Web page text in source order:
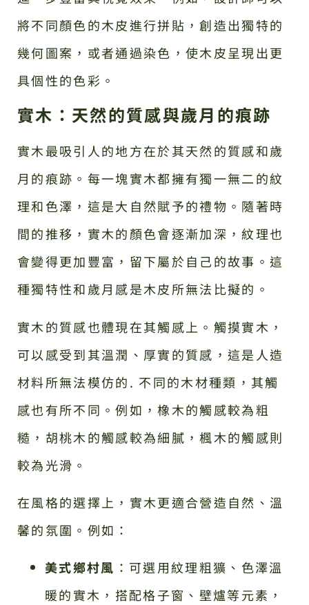
將不同顏色的木皮進行拼貼，創造出獨特的
幾何圖案，或者通過染色，使木皮呈現出更
具個性的色彩。
實木：天然的質感與歲月的痕跡
實木最吸引人的地方在於其天然的質感和歲
月的痕跡。每一塊實木都擁有獨一無二的紋
理和色澤，這是大自然賦予的禮物。隨著時
間的推移，實木的顏色會逐漸加深，紋理也
會變得更加豐富，留下屬於自己的故事。這
種獨特性和歲月感是木皮所無法比擬的。
實木的質感也體現在其觸感上。觸摸實木，
可以感受到其溫潤、厚實的質感，這是人造
材料所無法模仿的. 不同的木材種類，其觸
感也有所不同。例如，橡木的觸感較為粗
糙，胡桃木的觸感較為細膩，楓木的觸感則
較為光滑。
在風格的選擇上，實木更適合營造自然、溫
馨的氛圍。例如：
美式鄉村風 ：可選用紋理粗獷、色澤溫
暖的實木，搭配格子窗、壁爐等元素，